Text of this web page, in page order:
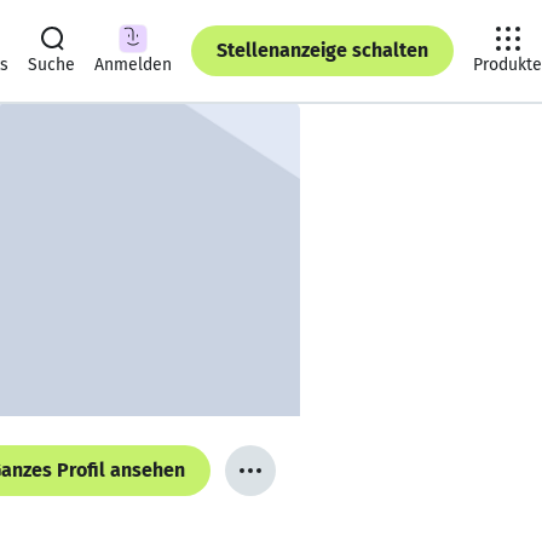
Suche Anmelden
Stellenanzeige schalten
Produkte
Profil ansehen